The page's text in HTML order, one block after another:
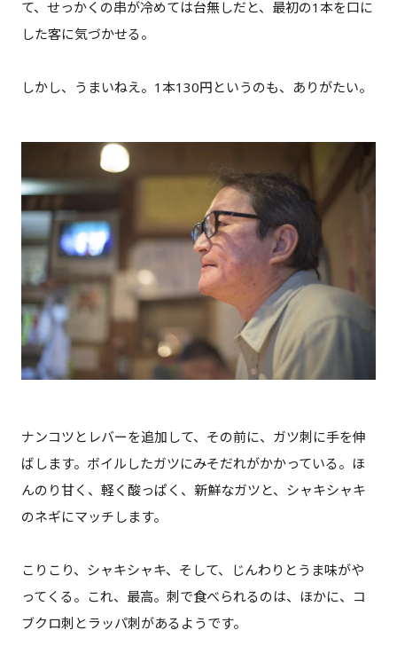
て、せっかくの串が冷めては台無しだと、最初の1本を口に
した客に気づかせる。
しかし、うまいねえ。1本130円というのも、ありがたい。
ナンコツとレバーを追加して、その前に、ガツ刺に手を伸
ばします。ボイルしたガツにみそだれがかかっている。ほ
んのり甘く、軽く酸っぱく、新鮮なガツと、シャキシャキ
のネギにマッチします。
こりこり、シャキシャキ、そして、じんわりとうま味がや
ってくる。これ、最高。刺で食べられるのは、ほかに、コ
ブクロ刺とラッパ刺があるようです。